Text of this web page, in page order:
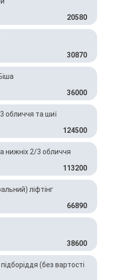
20580
30870
36000
обличчя та шиї
124500
нижніх 2/3 обличчя
113200
ліфтінг
66890
38600
(без вартості